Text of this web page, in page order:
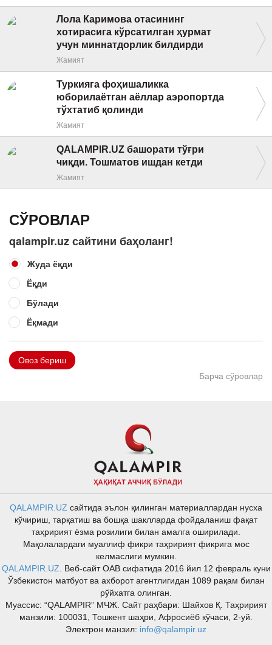
Лола Каримова отасининг
хотирасига кўрсатилган ҳурмат
учун миннатдорлик билдирди
Жамият
Туркияга фоҳишаликка
юборилаётган аёллар аэропортда
тўхтатиб қолинди
Жамият
QALAMPIR.UZ башорати тўғри
чиқди. Тошматов ишдан кетди
Жамият
СЎРОВЛАР
qalampir.uz сайтини баҳоланг!
Жуда ёқди
Ёқди
Бўлади
Ёқмади
Овоз бериш
Барча сўровлар
QALAMPIR.UZ сайтида эълон қилинган материаллардан нусха
кўчириш, тарқатиш ва бошқа шаклларда фойдаланиш фақат
таҳририят ёзма розилиги билан амалга оширилади.
Мақолалардаги муаллиф фикри таҳририят фикрига мос
келмаслиги мумкин.
QALAMPIR.UZ . Веб-сайт ОАВ сифатида 2016 йил 12 февраль куни
Ўзбекистон матбуот ва ахборот агентлигидан 1089 рақам билан
рўйхатга олинган.
Муассис: “QALAMPIR” МЧЖ. Сайт раҳбари: Шайхов Қ. Таҳририят
манзили: 100031, Тошкент шаҳри, Афросиёб кўчаси, 2-уй.
Электрон манзил: info@qalampir.uz